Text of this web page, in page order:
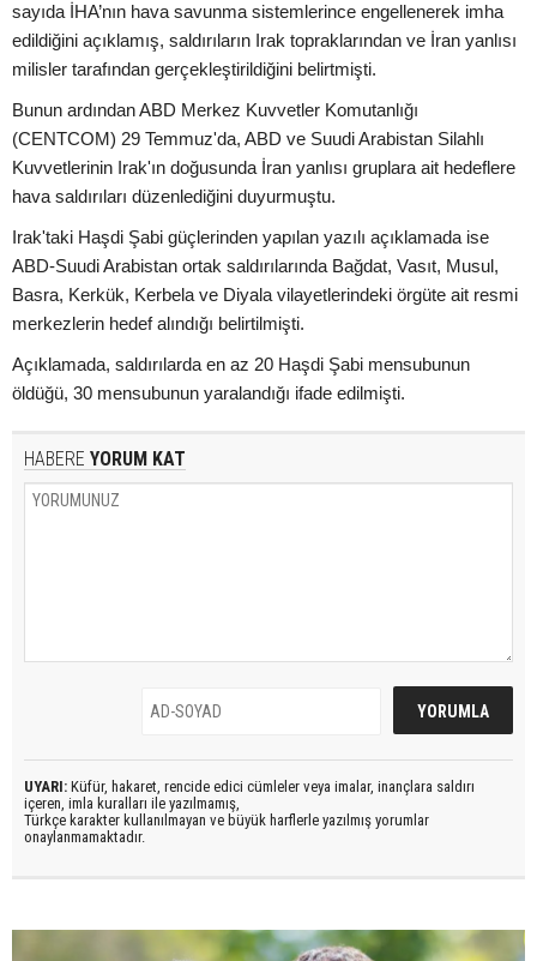
sayıda İHA’nın hava savunma sistemlerince engellenerek imha
edildiğini açıklamış, saldırıların Irak topraklarından ve İran yanlısı
milisler tarafından gerçekleştirildiğini belirtmişti.
Bunun ardından ABD Merkez Kuvvetler Komutanlığı
(CENTCOM) 29 Temmuz'da, ABD ve Suudi Arabistan Silahlı
Kuvvetlerinin Irak'ın doğusunda İran yanlısı gruplara ait hedeflere
hava saldırıları düzenlediğini duyurmuştu.
Irak'taki Haşdi Şabi güçlerinden yapılan yazılı açıklamada ise
ABD-Suudi Arabistan ortak saldırılarında Bağdat, Vasıt, Musul,
Basra, Kerkük, Kerbela ve Diyala vilayetlerindeki örgüte ait resmi
merkezlerin hedef alındığı belirtilmişti.
Açıklamada, saldırılarda en az 20 Haşdi Şabi mensubunun
öldüğü, 30 mensubunun yaralandığı ifade edilmişti.
HABERE YORUM KAT
UYARI: Küfür, hakaret, rencide edici cümleler veya imalar, inançlara saldırı
içeren, imla kuralları ile yazılmamış,
Türkçe karakter kullanılmayan ve büyük harflerle yazılmış yorumlar
onaylanmamaktadır.